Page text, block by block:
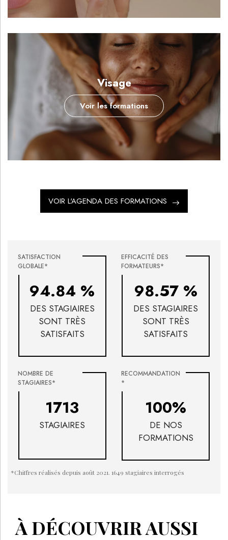
Visage
Voir les formations
VOIR L'AGENDA DES FORMATIONS
SATISFACTION
GLOBALE*
94.84 %
DES STAGIAIRES
SONT TRÈS
SATISFAITS
EFFICACITÉ DES
FORMATEURS*
98.57 %
DES STAGIAIRES
SONT TRÈS
SATISFAITS
NOMBRE DE
STAGIAIRES*
1713
STAGIAIRES
RECOMMANDATION
*
100%
DE NOS
FORMATIONS
*Chiffres réalisés depuis août 2021. 1649 stagiaires interrogés
À DÉCOUVRIR AUSSI